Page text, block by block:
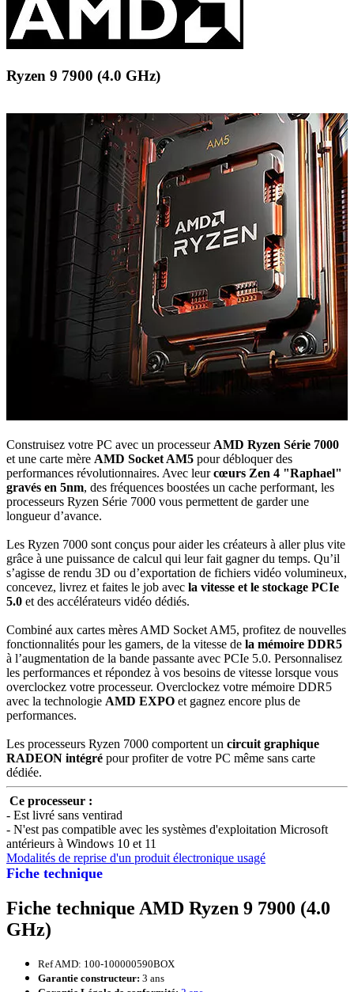
Fiche technique
Ryzen 9 7900 (4.0 GHz)
Construisez votre PC avec un processeurAMD Ryzen Série 7000
et une carte mère AMD Socket AM5 pour débloquer des
performances révolutionnaires. Avec leurcœurs Zen 4 "Raphael"
gravés en 5nm, des fréquences boostées un cache performant, les
processeurs Ryzen Série 7000 vous permettent de garder une
longueur d’avance.
Les Ryzen 7000 sont conçus pour aider les créateurs à aller plus vite
grâce à une puissance de calcul qui leur fait gagner du temps. Qu’il
s’agisse de rendu 3D ou d’exportation de fichiers vidéo volumineux,
concevez, livrez et faites le job avec la vitesse et le stockage PCIe
5.0 et des accélérateurs vidéo dédiés.
Combiné aux cartes mères AMD Socket AM5, profitez de nouvelles
fonctionnalités pour les gamers, de la vitesse de la mémoire DDR5
à l’augmentation de la bande passante avec PCIe 5.0. Personnalisez
les performances et répondez à vos besoins de vitesse lorsque vous
overclockez votre processeur. Overclockez votre mémoire DDR5
avec la technologie AMD EXPO et gagnez encore plus de
performances.
Les processeurs Ryzen 7000 comportent un circuit graphique
RADEON intégré pour profiter de votre PC même sans carte
dédiée.
Ce processeur :
- Est livré sans ventirad
- N'est pas compatible avec les systèmes d'exploitation Microsoft
antérieurs à Windows 10 et 11
Modalités de reprise d'un produit électronique usagé
Fiche technique AMD Ryzen 9 7900 (4.0
GHz)
Ref AMD: 100-100000590BOX
Garantie constructeur: 3 ans